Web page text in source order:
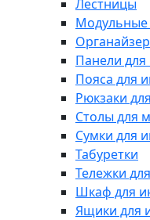
Лестницы
Модульные
Панели для
Пояса для
Рюкзаки
Столы для
Сумки для
Табуретки
Тележки
Шкаф для
Ящики для